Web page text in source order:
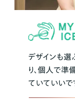
デザインも選
り、個人で準
ていていいで